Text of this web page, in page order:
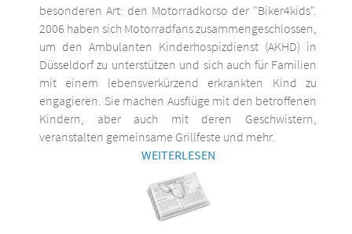
besonderen Art: den Motorradkorso der "Biker4kids".
2006 haben sich Motorradfans zusammengeschlossen,
um den Ambulanten Kinderhospizdienst (AKHD) in
Düsseldorf zu unterstützen und sich auch für Familien
mit einem lebensverkürzend erkrankten Kind zu
engagieren. Sie machen Ausflüge mit den betroffenen
Kindern, aber auch mit deren Geschwistern,
veranstalten gemeinsame Grillfeste und mehr.
WEITERLESEN